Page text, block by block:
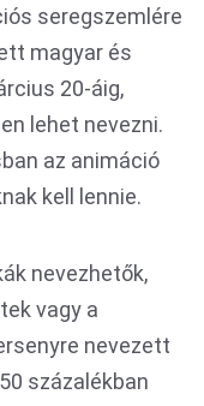
seregszemlére
magyar és
20-áig,
lehet nevezni.
az animáció
kell lennie.
nevezhetők,
vagy a
nevezett
százalékban